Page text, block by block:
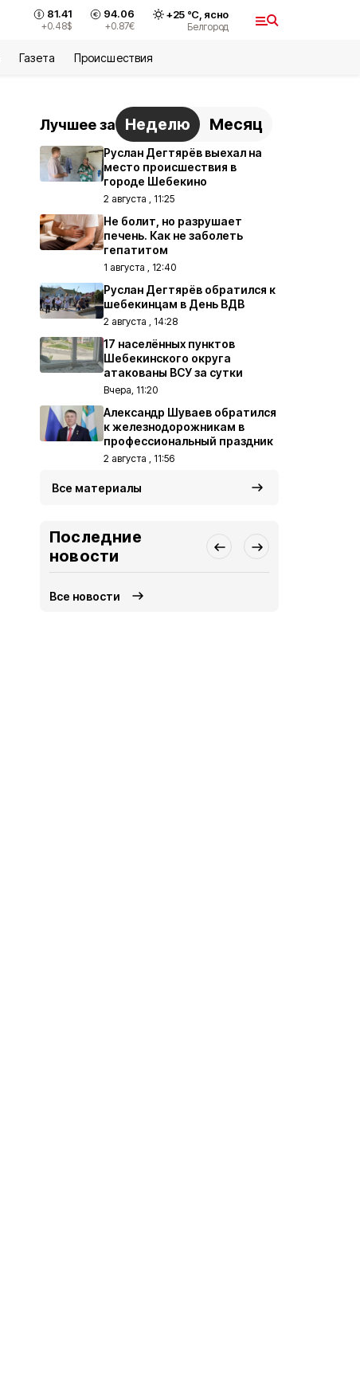
81.41
+0.48$
94.06
+0.87€
+25°С, ясно
Белгород
Газета Происшествия
Лучшее за Неделю Месяц
Руслан Дегтярёв выехал на
место происшествия в
городе Шебекино
2 августа , 11:25
Не болит, но разрушает
печень. Как не заболеть
гепатитом
1 августа , 12:40
Руслан Дегтярёв обратился к
шебекинцам в День ВДВ
2 августа , 14:28
17 населённых пунктов
Шебекинского округа
атакованы ВСУ за сутки
Вчера, 11:20
Александр Шуваев обратился
к железнодорожникам в
профессиональный праздник
2 августа , 11:56
Все материалы
Последние
новости
Все новости